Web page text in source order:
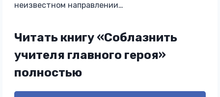
неизвестном направлении…
Читать книгу «Соблазнить
учителя главного героя»
полностью